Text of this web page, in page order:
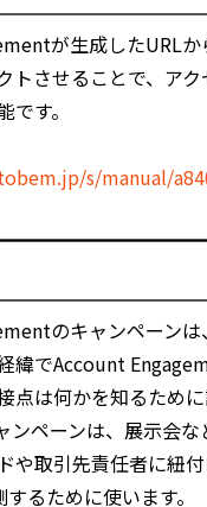
が生成したURLか
トさせることで、ア
す。
s/manual/
のキャンペーンは
緯でAccount
点は何かを知るために
ンペーンは、展示会な
や取引先責任者に紐
るために使います。